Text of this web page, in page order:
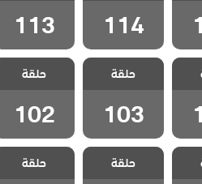
114
113
مسلسل شارع
السلام الحلقة
103
حلقة
103
مسلسل شارع
السلام الحلقة
102
حلقة
102
مسلسل شارع
السلام الحلقة
حلقة
مسلسل شارع
السلام الحلقة
حلقة